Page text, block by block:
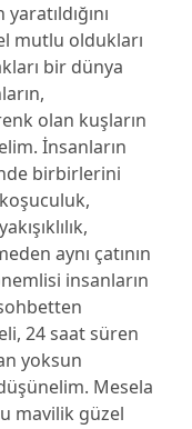
mutlu oldukları
bir dünya
olan kuşların
İnsanların
birbirlerini
aynı çatının
insanların
24 saat süren
yoksun
Mesela
mavilik güzel